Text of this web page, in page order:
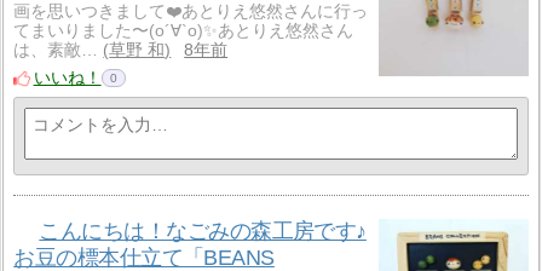
画を思いつきまして❤️あとりえ悠然さんに行っ
てまいりました〜(о´∀`о)✨あとりえ悠然さん
は、素敵…
草野 和
8年前
いいね！
0
こんにちは！なごみの森工房です♪
お豆の標本仕立て「BEANS